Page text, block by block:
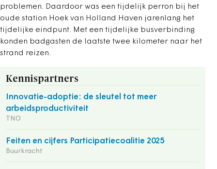
problemen. Daardoor was een tijdelijk perron bij het
oude station Hoek van Holland Haven jarenlang het
tijdelijke eindpunt. Met een tijdelijke busverbinding
konden badgasten de laatste twee kilometer naar het
strand reizen.
Kennispartners
Innovatie-adoptie: de sleutel tot meer
arbeidsproductiviteit
TNO
Feiten en cijfers Participatiecoalitie 2025
Buurkracht